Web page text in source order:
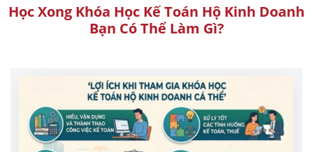
Học Xong Khóa Học Kế Toán Hộ Kinh Doanh
Bạn Có Thể Làm Gì?